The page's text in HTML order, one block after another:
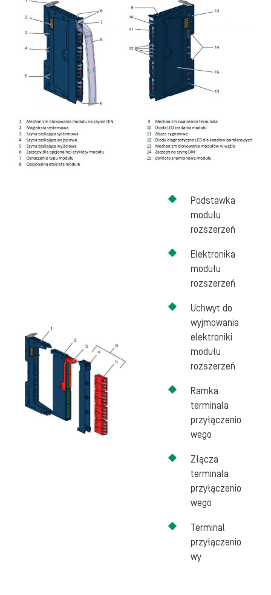
Podstawka
modułu
rozszerzeń
Elektronika
modułu
rozszerzeń
Uchwyt do
wyjmowania
elektroniki
modułu
rozszerzeń
Ramka
terminala
przyłączenio
wego
Złącza
terminala
przyłączenio
wego
Terminal
przyłączenio
wy